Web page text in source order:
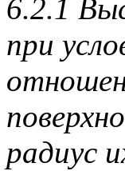
6.2.1
при
радиус